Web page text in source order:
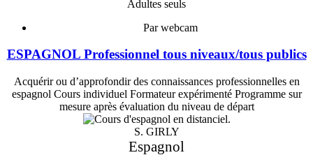
Adultes seuls
Par webcam
ESPAGNOL Professionnel tous niveaux/tous publics
Acquérir ou d’approfondir des connaissances professionnelles en
espagnol Cours individuel Formateur expérimenté Programme sur
mesure après évaluation du niveau de départ
S. GIRLY
Espagnol